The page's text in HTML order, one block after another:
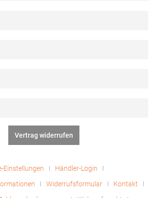
Vertrag widerrufen
Einstellungen
Händler-Login
Widerrufsformular
Kontakt